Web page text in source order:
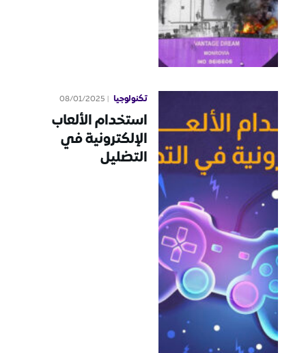
تكنولوجيا 08/01/2025
استخدام الألعاب
الإلكترونية في
التضليل